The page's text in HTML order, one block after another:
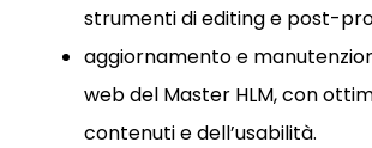
strumenti di editing e post-
aggiornamento e
web del Master HLM, con
contenuti e dell’usabilità.